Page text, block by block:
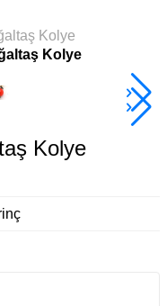
Kolye
Kolye
Kolye